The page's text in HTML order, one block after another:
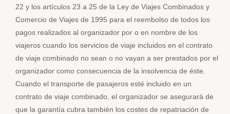
22 y los artículos 23 a 25 de la Ley de Viajes Combinados y
Comercio de Viajes de 1995 para el reembolso de todos los
pagos realizados al organizador por o en nombre de los
viajeros cuando los servicios de viaje incluidos en el contrato
de viaje combinado no sean o no vayan a ser prestados por el
organizador como consecuencia de la insolvencia de éste.
Cuando el transporte de pasajeros esté incluido en un
contrato de viaje combinado, el organizador se asegurará de
que la garantía cubra también los costes de repatriación de